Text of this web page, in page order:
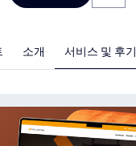
소개 서비스 및 후기